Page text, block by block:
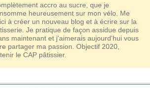
accro au sucre, que je
heureusement sur mon vélo. Me
à créer un nouveau blog et à écrire sur la
Je pratique de façon assidue depuis
maintenant et j'aimerais aujourd'hui vous
partager ma passion. Objectif 2020,
le CAP pâtissier.